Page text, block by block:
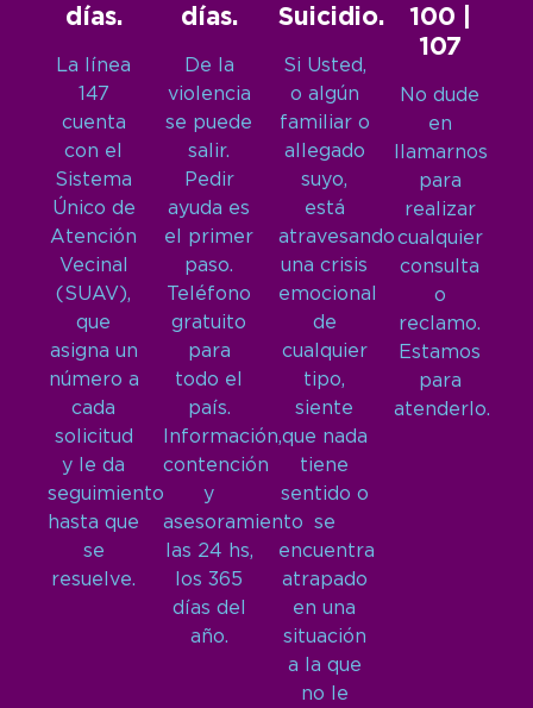
días.
La línea
147
cuenta
con el
Sistema
Único de
Atención
Vecinal
(SUAV),
que
asigna un
número a
cada
solicitud
y le da
seguimiento
hasta que
se
resuelve.
días.
De la
violencia
se puede
salir.
Pedir
ayuda es
el primer
paso.
Teléfono
gratuito
para
todo el
país.
Información,
contención
y
asesoramiento
las 24 hs,
los 365
días del
año.
Suicidio.
Si Usted,
o algún
familiar o
allegado
suyo,
está
atravesando
una crisis
emocional
de
cualquier
tipo,
siente
que nada
tiene
sentido o
se
encuentra
atrapado
en una
situación
a la que
no le
100 |
107
No dude
en
llamarnos
para
realizar
cualquier
consulta
o
reclamo.
Estamos
para
atenderlo.